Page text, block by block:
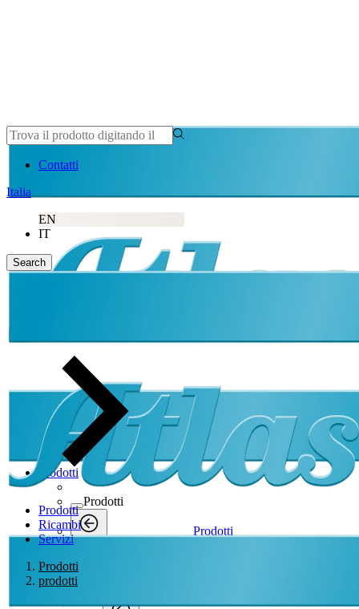
Contatti
Italia
EN
IT
Search
Prodotti
Ricambi
Servizi
Prodotti
prodotti
Prodotti
Prodotti
Prodotti
Compressori a vite